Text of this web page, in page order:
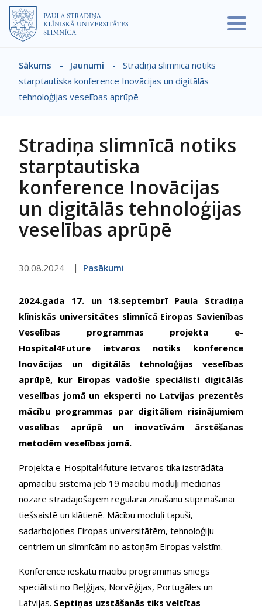
Pārlekt uz galveno saturu
Atpakaļceļš
Sākums - Jaunumi -
Stradiņa slimnīcā notiks
starptautiska konference Inovācijas un digitālās
tehnoloģijas veselības aprūpē
Stradiņa slimnīcā notiks
starptautiska
konference Inovācijas
un digitālās tehnoloģijas
veselības aprūpē
30.08.2024 Pasākumi
2024.gada 17. un 18.septembrī Paula Stradiņa
klīniskās universitātes slimnīcā Eiropas Savienības
Veselības programmas projekta e-
Hospital4Future ietvaros notiks konference
Inovācijas un digitālās tehnoloģijas veselības
aprūpē, kur Eiropas vadošie speciālisti digitālās
veselības jomā un eksperti no Latvijas prezentēs
mācību programmas par digitāliem risinājumiem
veselības aprūpē un inovatīvām ārstēšanas
metodēm veselības jomā.
Projekta e-Hospital4future ietvaros tika izstrādāta
apmācību sistēma jeb 19 mācību moduļi medicīnas
nozarē strādājošajiem regulārai zināšanu stiprināšanai
tiešsaistē un klātienē. Mācību moduļi tapuši,
sadarbojoties Eiropas universitātēm, tehnoloģiju
centriem un slimnīcām no astoņām Eiropas valstīm.
Konferencē ieskatu mācību programmās sniegs
speciālisti no Beļģijas, Norvēģijas, Portugāles un
Latvijas. Septiņas uzstāšanās tiks veltītas